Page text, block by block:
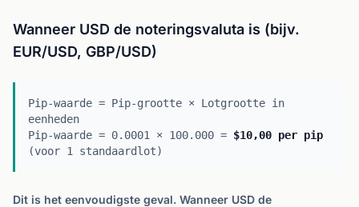
Wanneer USD de noteringsvaluta is (bijv.
EUR/USD, GBP/USD)
Pip-waarde = Pip-grootte × Lotgrootte in
eenheden
Pip-waarde = 0.0001 × 100.000 = $10,00 per pip
(voor 1 standaardlot)
Dit is het eenvoudigste geval. Wanneer USD de